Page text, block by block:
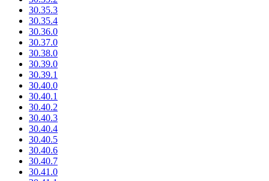
30.35.3
30.35.4
30.36.0
30.37.0
30.38.0
30.39.0
30.39.1
30.40.0
30.40.1
30.40.2
30.40.3
30.40.4
30.40.5
30.40.6
30.40.7
30.41.0